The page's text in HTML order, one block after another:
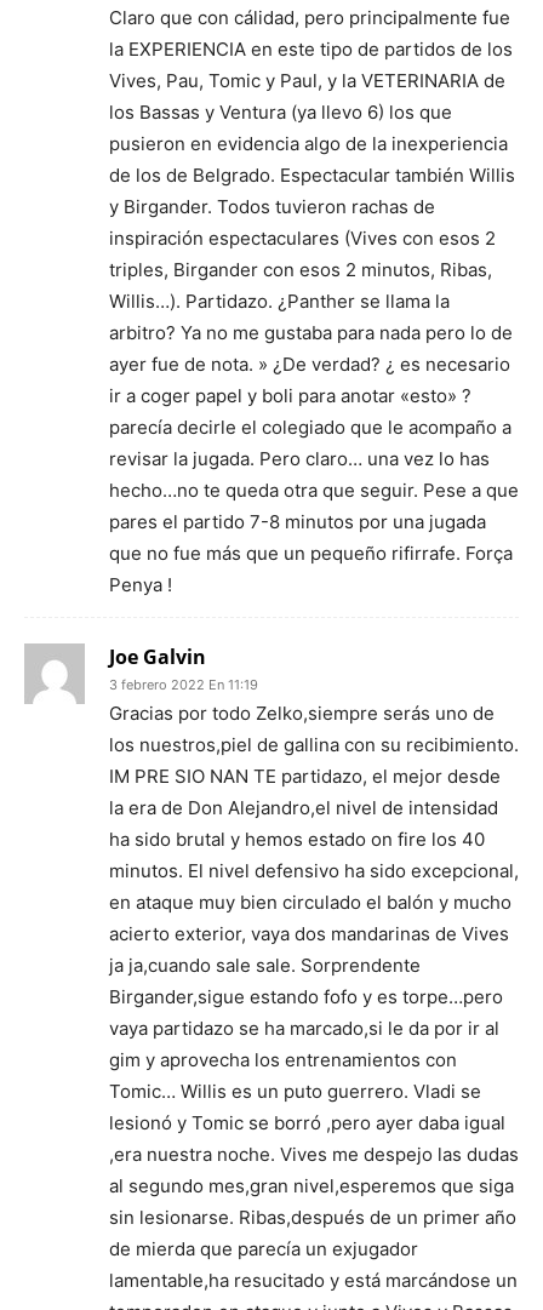
Claro que con cálidad, pero principalmente fue
la EXPERIENCIA en este tipo de partidos de los
Vives, Pau, Tomic y Paul, y la VETERINARIA de
los Bassas y Ventura (ya llevo 6) los que
pusieron en evidencia algo de la inexperiencia
de los de Belgrado. Espectacular también Willis
y Birgander. Todos tuvieron rachas de
inspiración espectaculares (Vives con esos 2
triples, Birgander con esos 2 minutos, Ribas,
Willis…). Partidazo. ¿Panther se llama la
arbitro? Ya no me gustaba para nada pero lo de
ayer fue de nota. » ¿De verdad? ¿ es necesario
ir a coger papel y boli para anotar «esto» ?
parecía decirle el colegiado que le acompaño a
revisar la jugada. Pero claro… una vez lo has
hecho…no te queda otra que seguir. Pese a que
pares el partido 7-8 minutos por una jugada
que no fue más que un pequeño rifirrafe. Força
Penya !
Joe Galvin
3 febrero 2022 En 11:19
Gracias por todo Zelko,siempre serás uno de
los nuestros,piel de gallina con su recibimiento.
IM PRE SIO NAN TE partidazo, el mejor desde
la era de Don Alejandro,el nivel de intensidad
ha sido brutal y hemos estado on fire los 40
minutos. El nivel defensivo ha sido excepcional,
en ataque muy bien circulado el balón y mucho
acierto exterior, vaya dos mandarinas de Vives
ja ja,cuando sale sale. Sorprendente
Birgander,sigue estando fofo y es torpe…pero
vaya partidazo se ha marcado,si le da por ir al
gim y aprovecha los entrenamientos con
Tomic… Willis es un puto guerrero. Vladi se
lesionó y Tomic se borró ,pero ayer daba igual
,era nuestra noche. Vives me despejo las dudas
al segundo mes,gran nivel,esperemos que siga
sin lesionarse. Ribas,después de un primer año
de mierda que parecía un exjugador
lamentable,ha resucitado y está marcándose un